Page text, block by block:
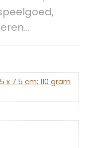
x 7.5 cm; 110 gram